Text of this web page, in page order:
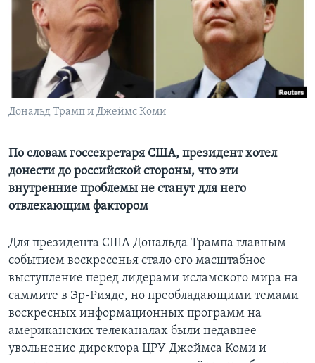
Learning English
СОЦИАЛЬНЫЕ СЕТИ
Дональд Трамп и Джеймс Коми
По словам госсекретаря США, президент хотел
донести до российской стороны, что эти
внутренние проблемы не станут для него
отвлекающим фактором
Для президента США Дональда Трампа главным
событием воскресенья стало его масштабное
выступление перед лидерами исламского мира на
саммите в Эр-Рияде, но преобладающими темами
воскресных информационных программ на
американских телеканалах были недавнее
увольнение директора ЦРУ Джеймса Коми и